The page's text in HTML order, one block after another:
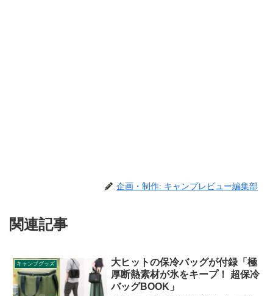
企画・制作: キャンプレビュー編集部
関連記事
キャンプグッズ
大ヒットの保冷バッグが付録「極
厚断熱素材が氷をキープ！ 超保冷
バッグBOOK」